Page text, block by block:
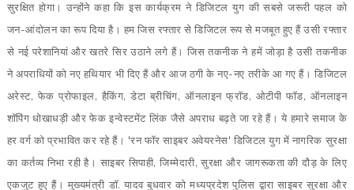
सुरक्षित होगा। उन्होंने कहा कि इस कार्यक्रम ने डिजिटल युग की सबसे जरूरी पहल को
जन-आंदोलन का रूप दिया है। हम जिस रफ्तार से डिजिटल रूप से मजबूत हुए हैं उसी रफ्तार
से नई परेशानियां और खतरे सिर उठाने लगे हैं। जिस तकनीक ने हमें जोड़ा है उसी तकनीक
ने अपराधियों को नए हथियार भी दिए हैं और आज ठगी के नए-नए तरीके आ गए हैं। डिजिटल
अरेस्ट, फेक प्रोफाइल, हैकिंग, डेटा ब्रीचिंग, ऑनलाइन फ्रॉड, ओटीपी फॉड, ऑनलाइन
शॉपिंग धोखाधड़ी और फेक इन्वेस्टमेंट लिंक जैसे अपराध बढ़ते जा रहे हैं। ये हमारे समाज के
हर वर्ग को प्रभावित कर रहे हैं। 'रन फॉर साइबर अवेयरनेस' डिजिटल युग में नागरिक सुरक्षा
का कर्तव्य निभा रही है। साइबर सिपाही, जिम्मेदारी, सुरक्षा और जागरूकता की दौड़ के लिए
एकजुट हुए हैं। मुख्यमंत्री डॉ. यादव बुधवार को मध्यप्रदेश पुलिस द्वारा साइबर सुरक्षा और